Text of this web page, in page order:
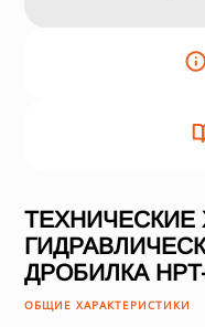
ТЕХНИЧЕСКИЕ
ДРОБИЛКА
ОБЩИЕ ХАРАКТЕРИСТИКИ